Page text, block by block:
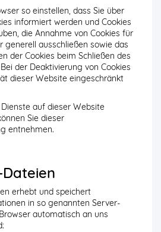
so einstellen, dass Sie über
informiert werden und Cookies
die Annahme von Cookies für
generell ausschließen sowie das
der Cookies beim Schließen des
der Deaktivierung von Cookies
dieser Website eingeschränkt
auf dieser Website
Sie dieser
entnehmen.
erhebt und speichert
in so genannten Server-
automatisch an uns